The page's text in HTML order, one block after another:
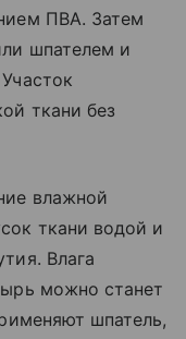
ПВА. Затем
шпателем и
ткани без
влажной
ткани водой и
Влага
можно станет
шпатель,